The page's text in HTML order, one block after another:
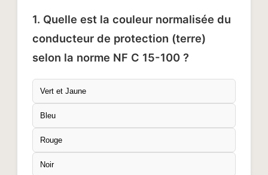
1. Quelle est la couleur normalisée du
conducteur de protection (terre)
selon la norme NF C 15-100 ?
Vert et Jaune
Bleu
Rouge
Noir